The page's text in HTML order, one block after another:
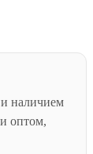
наличием
оптом,